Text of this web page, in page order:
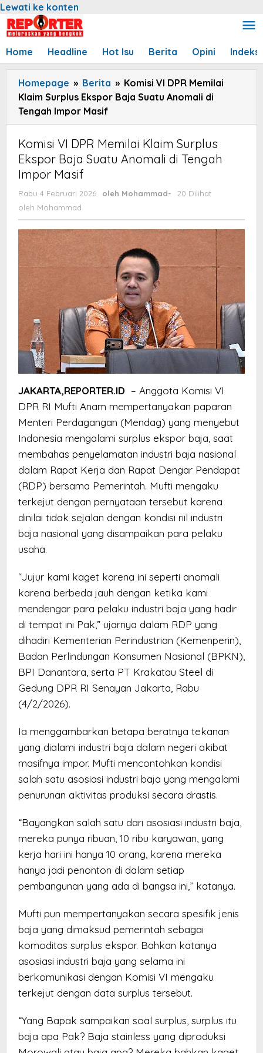
Lewati ke konten
Home Headline Hot Isu Berita Opini Indeks
Homepage » Berita » Komisi VI DPR Memilai
Klaim Surplus Ekspor Baja Suatu Anomali di
Tengah Impor Masif
Komisi VI DPR Memilai Klaim Surplus
Ekspor Baja Suatu Anomali di Tengah
Impor Masif
Rabu 4 Februari 2026 oleh Mohammad-
20 Dilihat
oleh Mohammad
JAKARTA,REPORTER.ID – Anggota Komisi VI
DPR RI Mufti Anam mempertanyakan paparan
Menteri Perdagangan (Mendag) yang menyebut
Indonesia mengalami surplus ekspor baja, saat
membahas penyelamatan industri baja nasional
dalam Rapat Kerja dan Rapat Dengar Pendapat
(RDP) bersama Pemerintah. Mufti mengaku
terkejut dengan pernyataan tersebut karena
dinilai tidak sejalan dengan kondisi riil industri
baja nasional yang disampaikan para pelaku
usaha.
“Jujur kami kaget karena ini seperti anomali
karena berbeda jauh dengan ketika kami
mendengar para pelaku industri baja yang hadir
di tempat ini Pak,” ujarnya dalam RDP yang
dihadiri Kementerian Perindustrian (Kemenperin),
Badan Perlindungan Konsumen Nasional (BPKN),
BPI Danantara, serta PT Krakatau Steel di
Gedung DPR RI Senayan Jakarta, Rabu
(4/2/2026).
Ia menggambarkan betapa beratnya tekanan
yang dialami industri baja dalam negeri akibat
masifnya impor. Mufti mencontohkan kondisi
salah satu asosiasi industri baja yang mengalami
penurunan aktivitas produksi secara drastis.
“Bayangkan salah satu dari asosiasi industri baja,
mereka punya ribuan, 10 ribu karyawan, yang
kerja hari ini hanya 10 orang, karena mereka
hanya jadi penonton di dalam setiap
pembangunan yang ada di bangsa ini,” katanya.
Mufti pun mempertanyakan secara spesifik jenis
baja yang dimaksud pemerintah sebagai
komoditas surplus ekspor. Bahkan katanya
asosiasi industri baja yang selama ini
berkomunikasi dengan Komisi VI mengaku
terkejut dengan data surplus tersebut.
“Yang Bapak sampaikan soal surplus, surplus itu
baja apa Pak? Baja stainless yang diproduksi